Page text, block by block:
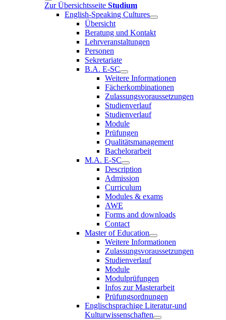
Zur Übersichtsseite Studium
English-Speaking Cultures
Übersicht
Beratung und Kontakt
Lehrveranstaltungen
Personen
Sekretariate
B.A. E-SC
Weitere Informationen
Fächerkombinationen
Zulassungsvoraussetzungen
Studienverlauf
Studienverlauf
Module
Prüfungen
Qualitätsmanagement
Bachelorarbeit
M.A. E-SC
Description
Admission
Curriculum
Modules & exams
AWE
Forms and downloads
Contact
Master of Education
Weitere Informationen
Zulassungsvoraussetzungen
Studienverlauf
Module
Modulprüfungen
Infos zur Masterarbeit
Prüfungsordnungen
Englischsprachige Literatur-und
Kulturwissenschaften